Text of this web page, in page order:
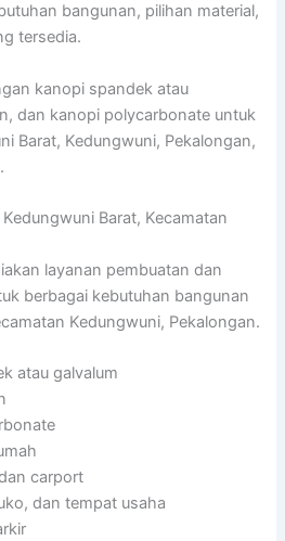
bangunan, pilihan material,
tersedia.
kanopi spandek atau
dan kanopi polycarbonate untuk
Barat, Kedungwuni, Pekalongan,
Barat, Kecamatan
layanan pembuatan dan
berbagai kebutuhan bangunan
Kedungwuni, Pekalongan.
atau galvalum
carport
dan tempat usaha